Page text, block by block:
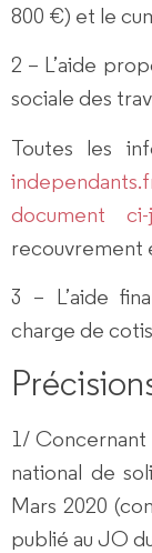
800 €) et le
2 – L’aide
sociale des
Toutes les
document ci-
recouvrement
3 – L’aide
charge de
1/
national de
Mars 2020
publié au JO